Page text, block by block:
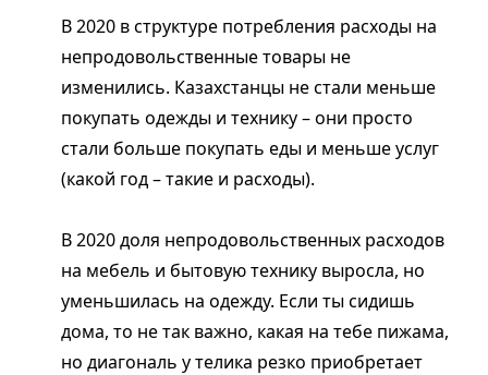
В 2020 в структуре потребления расходы на
непродовольственные товары не
изменились. Казахстанцы не стали меньше
покупать одежды и технику – они просто
стали больше покупать еды и меньше услуг
(какой год – такие и расходы).
В 2020 доля непродовольственных расходов
на мебель и бытовую технику выросла, но
уменьшилась на одежду. Если ты сидишь
дома, то не так важно, какая на тебе пижама,
но диагональ у телика резко приобретает